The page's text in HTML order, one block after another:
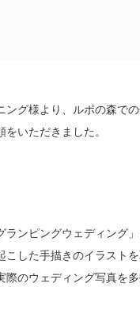
ング様より、ルポの森で
をいただきました。
ランピングウェディング
こした手描きのイラスト
際のウェディング写真を